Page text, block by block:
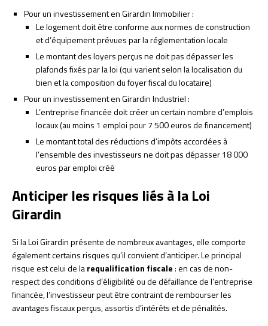
Pour un investissement en Girardin Immobilier :
Le logement doit être conforme aux normes de construction
et d’équipement prévues par la réglementation locale
Le montant des loyers perçus ne doit pas dépasser les
plafonds fixés par la loi (qui varient selon la localisation du
bien et la composition du foyer fiscal du locataire)
Pour un investissement en Girardin Industriel :
L’entreprise financée doit créer un certain nombre d’emplois
locaux (au moins 1 emploi pour 7 500 euros de financement)
Le montant total des réductions d’impôts accordées à
l’ensemble des investisseurs ne doit pas dépasser 18 000
euros par emploi créé
Anticiper les risques liés à la Loi
Girardin
Si la Loi Girardin présente de nombreux avantages, elle comporte
également certains risques qu’il convient d’anticiper. Le principal
risque est celui de larequalification fiscale: en cas de non-
respect des conditions d’éligibilité ou de défaillance de l’entreprise
financée, l’investisseur peut être contraint de rembourser les
avantages fiscaux perçus, assortis d’intérêts et de pénalités.